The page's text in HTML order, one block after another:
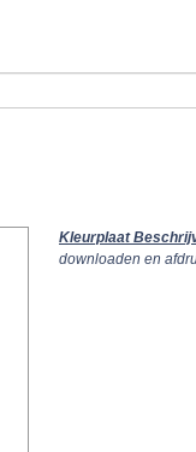
Kleurplaat
downloaden en